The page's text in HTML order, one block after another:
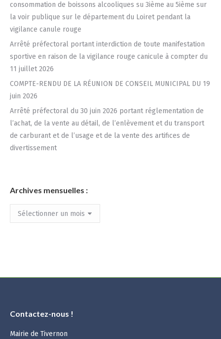
consommation de boissons alcooliques su 3ième au 5ième sur
la voir publique sur le département du Loiret pendant la
vigilance canule rouge
Arrêté préfectoral portant interdiction de toute manifestation
sportive en raison de la vigilance rouge canicule à compter du
11 juillet 2026
COMPTE-RENDU DE LA RÉUNION DE CONSEIL MUNICIPAL DU 19
juin 2026
Arrêté préfectoral du 30 juin 2026 portant réglementation de
l’achat, de la vente au détail, de l’enlèvement et du transport
de carburant et de l’usage et de la vente des artifices de
divertissement
Archives mensuelles :
Archives
mensuelles
Contactez-nous !
Mairie de Tivernon